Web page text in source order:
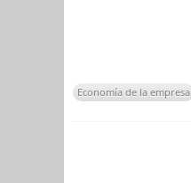
Economía de la empresa